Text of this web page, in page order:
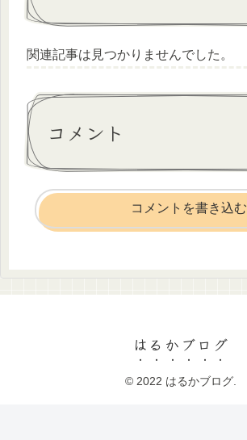
関連記事は見つかりませんでした。
コメント
コメントを書き込む
はるかブログ
© 2022 はるかブログ.